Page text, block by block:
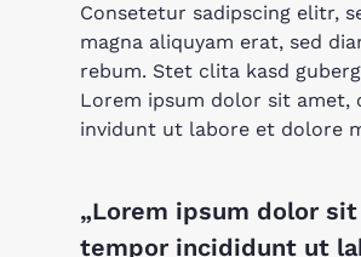
Consetetur sadipscing elitr,
magna aliquyam erat, sed
rebum. Stet clita kasd
Lorem ipsum dolor sit amet,
invidunt ut labore et dolore
„Lorem ipsum dolor
tempor incididunt ut